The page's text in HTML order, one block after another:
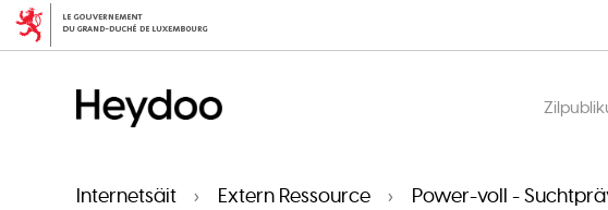
Internetsäit Extern Ressource Power-voll -